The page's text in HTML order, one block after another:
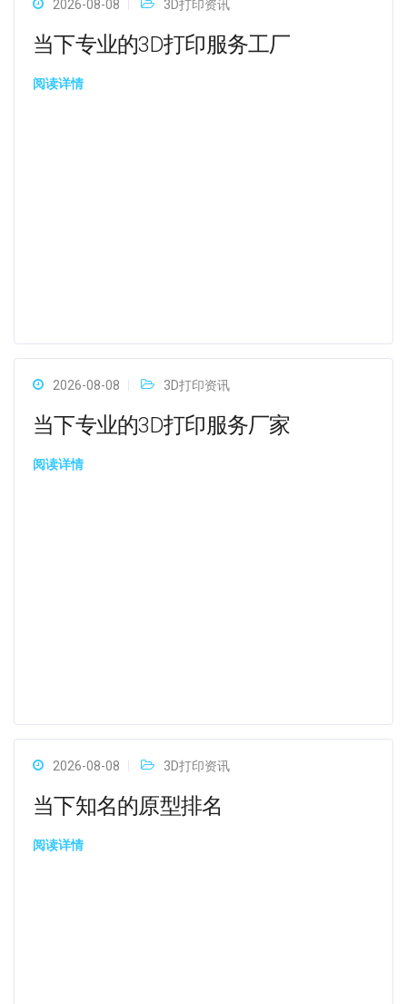
2026-08-08 3D打印资讯
当下专业的3D打印服务工厂
阅读详情
2026-08-08 3D打印资讯
当下专业的3D打印服务厂家
阅读详情
2026-08-08 3D打印资讯
当下知名的原型排名
阅读详情